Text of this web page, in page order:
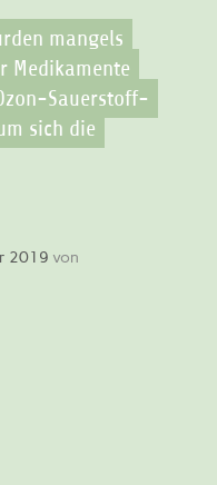
mangels
Medikamente
Sauerstoff-
sich die
2019 von